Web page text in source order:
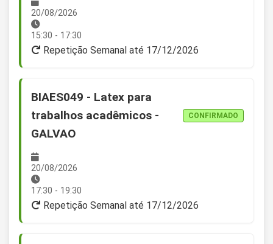
20/08/2026
15:30 - 17:30
Repetição Semanal até 17/12/2026
BIAES049 - Latex para
trabalhos acadêmicos -
GALVAO
CONFIRMADO
20/08/2026
17:30 - 19:30
Repetição Semanal até 17/12/2026